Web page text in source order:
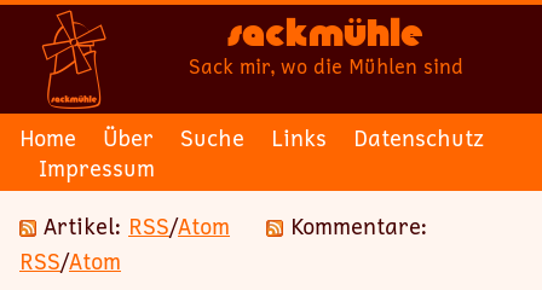
Sackmühle
Sack mir, wo die Mühlen sind
Home Über Suche Links
Datenschutz
Impressum
Artikel: RSS/Atom
Kommentare:
RSS/Atom